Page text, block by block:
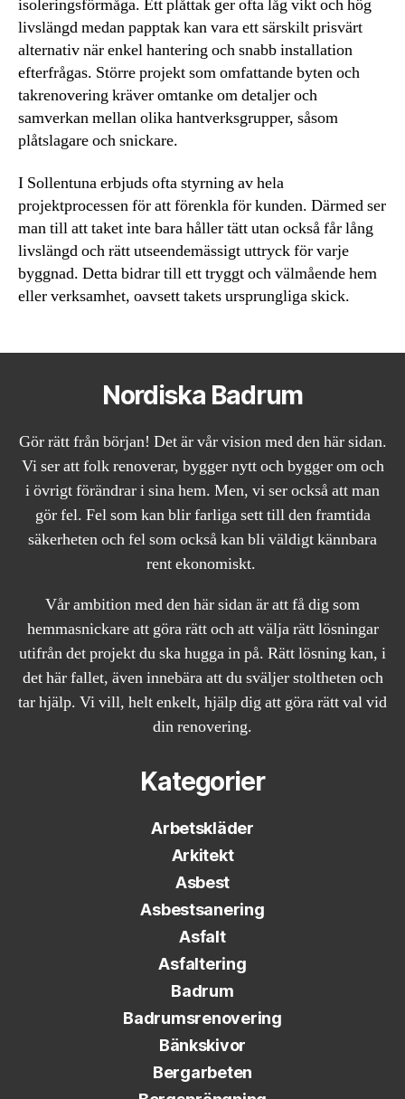
isoleringsförmåga. Ett plåttak ger ofta låg vikt och hög
livslängd medan papptak kan vara ett särskilt prisvärt
alternativ när enkel hantering och snabb installation
efterfrågas. Större projekt som omfattande byten och
takrenovering kräver omtanke om detaljer och
samverkan mellan olika hantverksgrupper, såsom
plåtslagare och snickare.
I Sollentuna erbjuds ofta styrning av hela
projektprocessen för att förenkla för kunden. Därmed ser
man till att taket inte bara håller tätt utan också får lång
livslängd och rätt utseendemässigt uttryck för varje
byggnad. Detta bidrar till ett tryggt och välmående hem
eller verksamhet, oavsett takets ursprungliga skick.
Nordiska Badrum
Gör rätt från början! Det är vår vision med den här sidan.
Vi ser att folk renoverar, bygger nytt och bygger om och
i övrigt förändrar i sina hem. Men, vi ser också att man
gör fel. Fel som kan blir farliga sett till den framtida
säkerheten och fel som också kan bli väldigt kännbara
rent ekonomiskt.
Vår ambition med den här sidan är att få dig som
hemmasnickare att göra rätt och att välja rätt lösningar
utifrån det projekt du ska hugga in på. Rätt lösning kan, i
det här fallet, även innebära att du sväljer stoltheten och
tar hjälp. Vi vill, helt enkelt, hjälp dig att göra rätt val vid
din renovering.
Kategorier
Arbetskläder
Arkitekt
Asbest
Asbestsanering
Asfalt
Asfaltering
Badrum
Badrumsrenovering
Bänkskivor
Bergarbeten